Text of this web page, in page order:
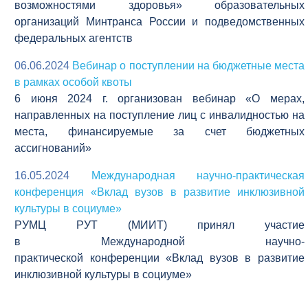
возможностями здоровья» образовательных
организаций Минтранса России и подведомственных
федеральных агентств
06.06.2024 Вебинар о поступлении на бюджетные места
в рамках особой квоты
6 июня 2024 г. организован вебинар «О мерах,
направленных на поступление лиц с инвалидностью на
места, финансируемые за счет бюджетных
ассигнований»
16.05.2024
Международная научно-практическая
конференция «Вклад вузов в развитие инклюзивной
культуры в социуме»
РУМЦ РУТ (МИИТ) принял участие
в Международной научно-
практической конференции «Вклад вузов в развитие
инклюзивной культуры в социуме»